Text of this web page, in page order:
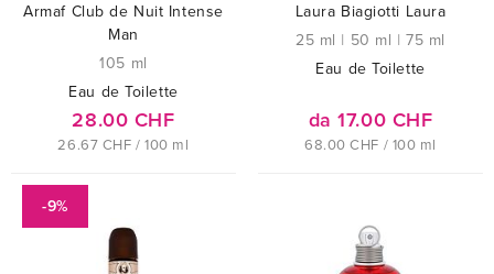
Armaf Club de Nuit Intense
Man
105 ml
Eau de Toilette
28.00 CHF
26.67 CHF / 100 ml
Laura Biagiotti Laura
25 ml | 50 ml |75 ml
Eau de Toilette
da 17.00 CHF
68.00 CHF / 100 ml
-9%